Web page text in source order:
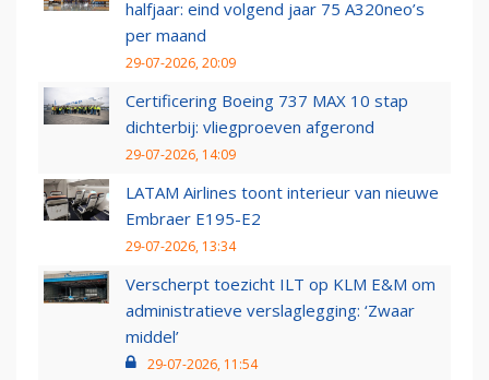
halfjaar: eind volgend jaar 75 A320neo’s
per maand
29-07-2026, 20:09
Certificering Boeing 737 MAX 10 stap
dichterbij: vliegproeven afgerond
29-07-2026, 14:09
LATAM Airlines toont interieur van nieuwe
Embraer E195-E2
29-07-2026, 13:34
Verscherpt toezicht ILT op KLM E&M om
administratieve verslaglegging: ‘Zwaar
middel’
29-07-2026, 11:54